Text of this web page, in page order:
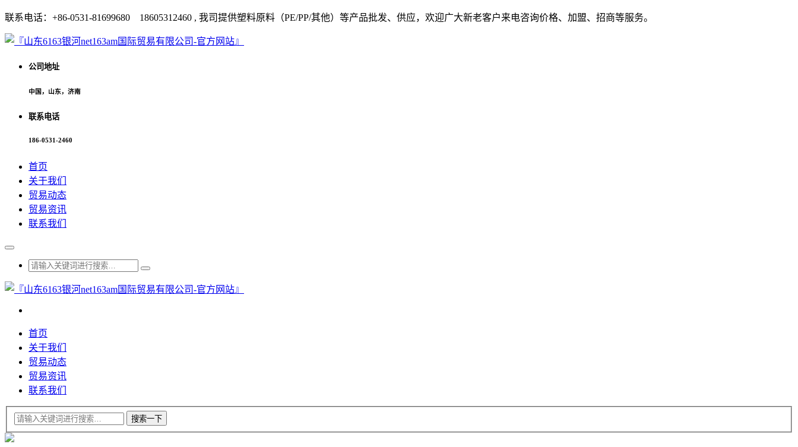
联系电话：+86-0531-81699680 18605312460 , 我司提供塑料原料（PE/PP/其他）等产品批发、供应，欢迎广大新老客户来电咨询价格、加盟、招商等服务。
公司地址
中国，山东，济南
联系电话
186-0531-2460
首页
关于我们
贸易动态
贸易资讯
联系我们
首页
关于我们
贸易动态
贸易资讯
联系我们